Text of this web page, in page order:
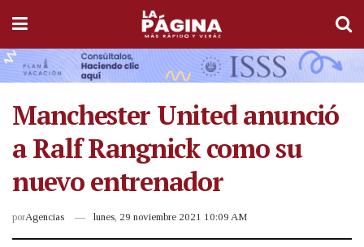
Manchester United anunció
a Ralf Rangnick como su
nuevo entrenador
porAgencias lunes, 29 noviembre 2021 10:09 AM